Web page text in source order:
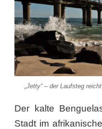
„Jetty“ – der Laufsteg
Der kalte
Stadt im